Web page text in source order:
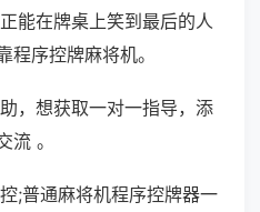
能在牌桌上笑到最后的人
程序控牌麻将机。
，想获取一对一指导，添
。
;普通麻将机程序控牌器一